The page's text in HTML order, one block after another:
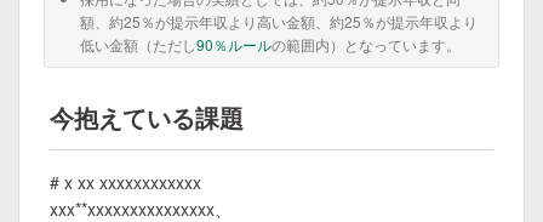
額、約25％が提示年収より高い金額、約25％が提示年収より
低い金額（ただし90％ルールの範囲内）となっています。
今抱えている課題
# x xx xxxxxxxxxxxx
xxx**xxxxxxxxxxxxxxx、